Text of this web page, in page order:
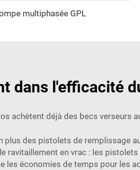
multiphasée GPL
dans l'efficacité
achètent déjà des becs verseurs
des pistolets de remplissage
ravitaillement en vrac : les
économies de temps pour les